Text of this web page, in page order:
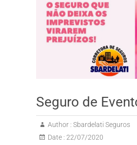
Seguro de
Author : Sbardelati Seguros
Date : 22/07/2020